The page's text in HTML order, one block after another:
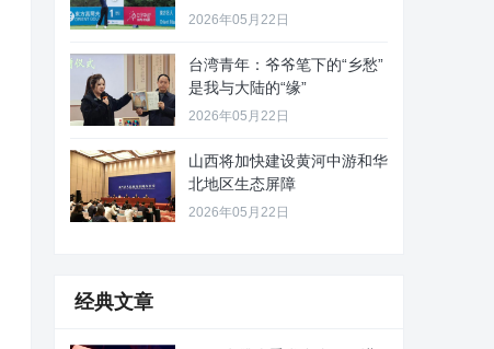
2026年05月22日
台湾青年：爷爷笔下的“乡愁”
是我与大陆的“缘”
2026年05月22日
山西将加快建设黄河中游和华
北地区生态屏障
2026年05月22日
经典文章